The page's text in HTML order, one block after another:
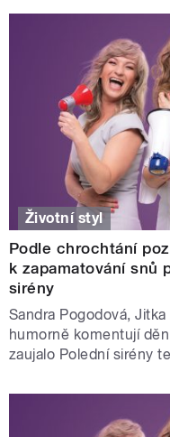
Životní styl
Podle chrochtání
k zapamatování snů
sirény
Sandra Pogodová,
humorně komentují
zaujalo Polední sirény